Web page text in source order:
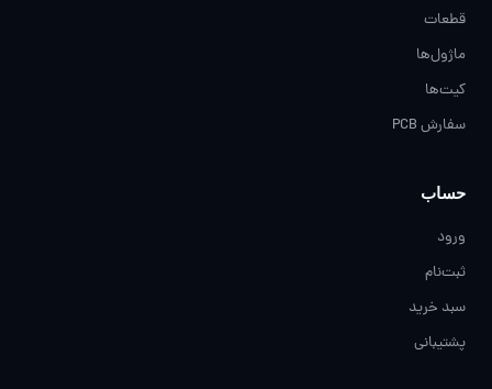
قطعات
ماژول‌ها
کیت‌ها
سفارش PCB
حساب
ورود
ثبت‌نام
سبد خرید
پشتیبانی